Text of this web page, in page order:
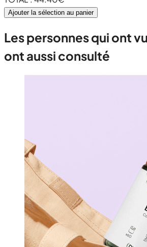
Ajouter la sélection au panier
Les personnes qui ont
ont aussi consulté